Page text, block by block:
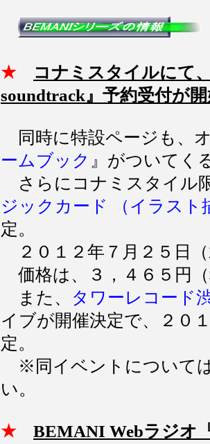
★
コナミスタイルにて
soundtrack』予約受付が
同時に特設ページも、
ームブック 』がついてく
さらにコナミスタイル
ジックカード （イラスト
定。
２０１２年７月２５日
価格は、３，４６５円
また、
タワーレコード
イブが開催決定で、２０
定。
※同イベントについて
い。
★
BEMANI Webラジオ